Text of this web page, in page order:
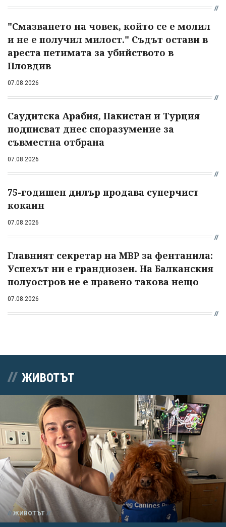
"Смазването на човек, който се е молил
и не е получил милост." Съдът остави в
ареста петимата за убийството в
Пловдив
07.08.2026
Саудитска Арабия, Пакистан и Турция
подписват днес споразумение за
съвместна отбрана
07.08.2026
75-годишен дилър продава суперчист
кокаин
07.08.2026
Главният секретар на МВР за фентанила:
Успехът ни е грандиозен. На Балканския
полуостров не е правено такова нещо
07.08.2026
ЖИВОТЪТ
ЖИВОТЪТ